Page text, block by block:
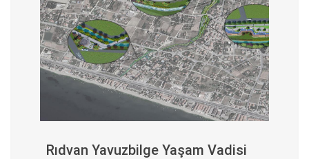
Rıdvan Yavuzbilge Yaşam Vadisi